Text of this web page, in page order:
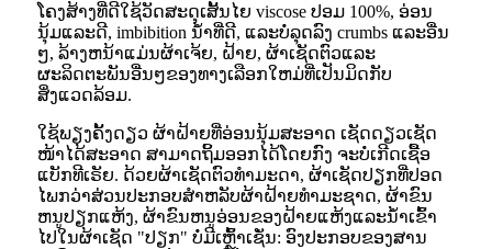
ໂຄງສ້າງທີ່ດີໃຊ້ວັດສະດຸເສັ້ນໄຍ viscose ປອມ 100%, ອ່ອນ
ນຸ້ມແລະດີ, imbibition ນ້ໍາທີ່ດີ, ແລະບໍ່ລຸດລົງ crumbs ແລະອື່ນ
ໆ, ລ້າງຫນ້າແມ່ນຜ້າເຈ້ຍ, ຝ້າຍ, ຜ້າເຊັດຕົວແລະ
ຜະລິດຕະພັນອື່ນໆຂອງທາງເລືອກໃຫມ່ທີ່ເປັນມິດກັບ
ສິ່ງແວດລ້ອມ.
ໃຊ້ພຽງຄັ້ງດຽວ ຜ້າຝ້າຍທີ່ອ່ອນນຸ້ມສະອາດ ເຊັດດຽວເຊັດ
ໜ້າໄດ້ສະອາດ ສາມາດຖິ້ມອອກໄດ້ໂດຍກົງ ຈະບໍ່ເກີດເຊື້ອ
ແບັກທີເຣັຍ. ດ້ວຍຜ້າເຊັດຕົວທໍາມະດາ, ຜ້າເຊັດປຽກທີ່ປອດ
ໄພກວ່າສ່ວນປະກອບສໍາຫລັບຜ້າຝ້າຍທໍາມະຊາດ, ຜ້າຂົນ
ຫນູປຽກແຫ້ງ, ຜ້າຂົນຫນູອ່ອນຂອງຝ້າຍແຫ້ງແລະນ້ໍາເຂົ້າ
ໄປໃນຜ້າເຊັດ "ປຽກ" ບໍ່ມີເຫຼົ້າເຊັ່ນ: ອົງປະກອບຂອງສານ